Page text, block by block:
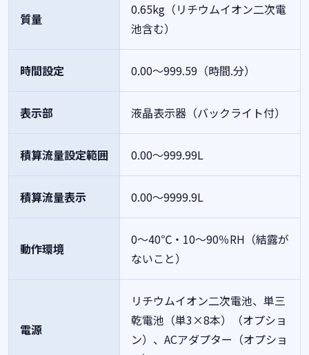
質量
0.65kg（リチウムイオン二次電
池含む）
時間設定 0.00～999.59（時間.分）
表示部 液晶表示器（バックライト付）
積算流量設定範囲 0.00～999.99L
積算流量表示 0.00～9999.9L
動作環境
0～40℃・10～90％RH（結露が
ないこと）
電源
リチウムイオン二次電池、単三
乾電池（単3×8本）（オプショ
ン）、ACアダプター（オプショ